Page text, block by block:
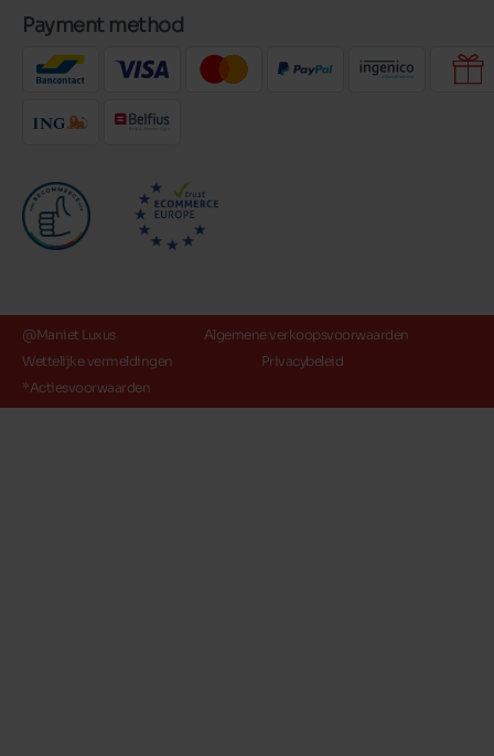
Payment method
@Maniet Luxus
Algemene verkoopsvoorwaarden
Wettelijke vermeldingen
Privacybeleid
*Actiesvoorwaarden